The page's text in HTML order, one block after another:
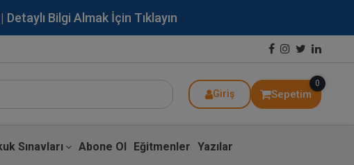
Bilgi Almak İçin Tıklayın
Giriş Sepetim
0
Sınavları Abone Ol Eğitmenler Yazılar